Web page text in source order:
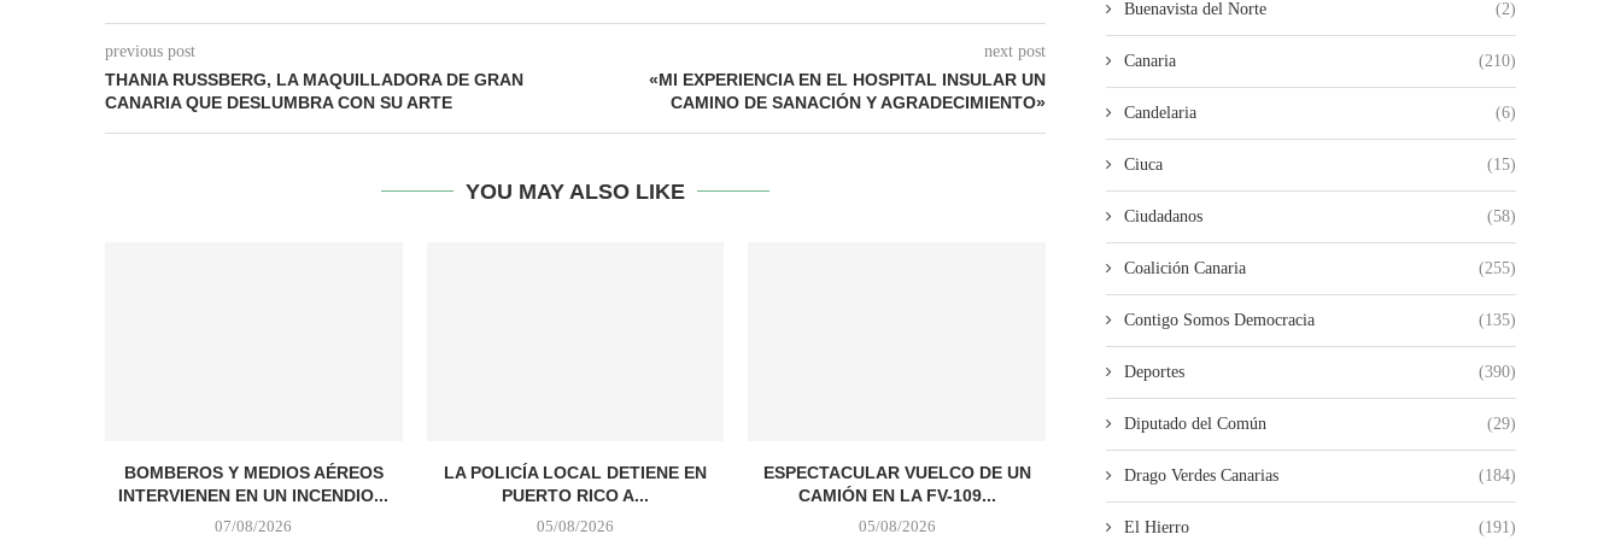
previous post
THANIA RUSSBERG, LA MAQUILLADORA DE GRAN
CANARIA QUE DESLUMBRA CON SU ARTE
next post
«MI EXPERIENCIA EN EL HOSPITAL INSULAR UN
CAMINO DE SANACIÓN Y AGRADECIMIENTO»
YOU MAY ALSO LIKE
BOMBEROS Y MEDIOS AÉREOS
INTERVIENEN EN UN INCENDIO...
07/08/2026
LA POLICÍA LOCAL DETIENE EN
PUERTO RICO A...
05/08/2026
ESPECTACULAR VUELCO DE UN
CAMIÓN EN LA FV-109...
05/08/2026
DESMANTELADAS DOS
TENERIFE CON...
UN HOMBRE RESULTA
05/08/2026
Buenavista del Norte (2)
Canaria (210)
Candelaria (6)
Ciuca (15)
Ciudadanos (58)
Coalición Canaria (255)
Contigo Somos Democracia (135)
Deportes (390)
Diputado del Común (29)
Drago Verdes Canarias (184)
El Hierro (191)